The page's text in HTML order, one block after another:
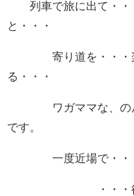
列車で旅に出て・・
と・・・
寄り道を・・・楽
る・・・
ワガママな、のん
です。
一度近場で・・・輪
・・・行き先を